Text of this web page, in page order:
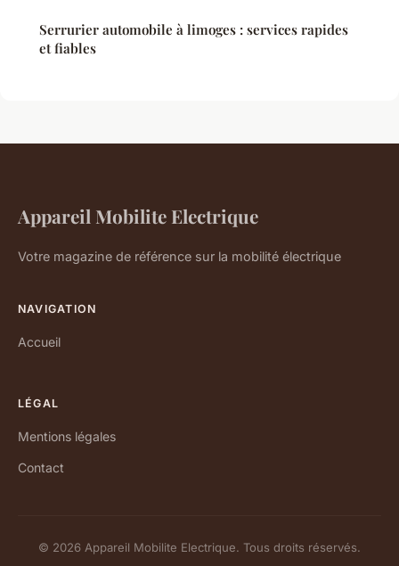
Serrurier automobile à limoges : services rapides
et fiables
Appareil Mobilite Electrique
Votre magazine de référence sur la mobilité électrique
NAVIGATION
Accueil
LÉGAL
Mentions légales
Contact
© 2026 Appareil Mobilite Electrique. Tous droits réservés.